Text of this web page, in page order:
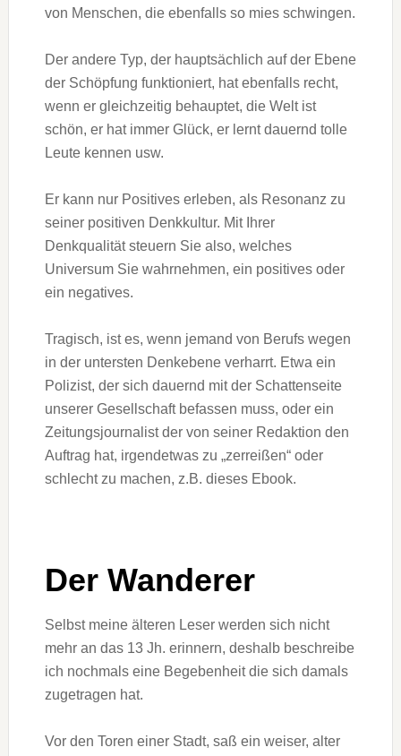
von Menschen, die ebenfalls so mies schwingen.
Der andere Typ, der hauptsächlich auf der Ebene
der Schöpfung funktioniert, hat ebenfalls recht,
wenn er gleichzeitig behauptet, die Welt ist
schön, er hat immer Glück, er lernt dauernd tolle
Leute kennen usw.
Er kann nur Positives erleben, als Resonanz zu
seiner positiven Denkkultur. Mit Ihrer
Denkqualität steuern Sie also, welches
Universum Sie wahrnehmen, ein positives oder
ein negatives.
Tragisch, ist es, wenn jemand von Berufs wegen
in der untersten Denkebene verharrt. Etwa ein
Polizist, der sich dauernd mit der Schattenseite
unserer Gesellschaft befassen muss, oder ein
Zeitungsjournalist der von seiner Redaktion den
Auftrag hat, irgendetwas zu „zerreißen“ oder
schlecht zu machen, z.B. dieses Ebook.
Der Wanderer
Selbst meine älteren Leser werden sich nicht
mehr an das 13 Jh. erinnern, deshalb beschreibe
ich nochmals eine Begebenheit die sich damals
zugetragen hat.
Vor den Toren einer Stadt, saß ein weiser, alter